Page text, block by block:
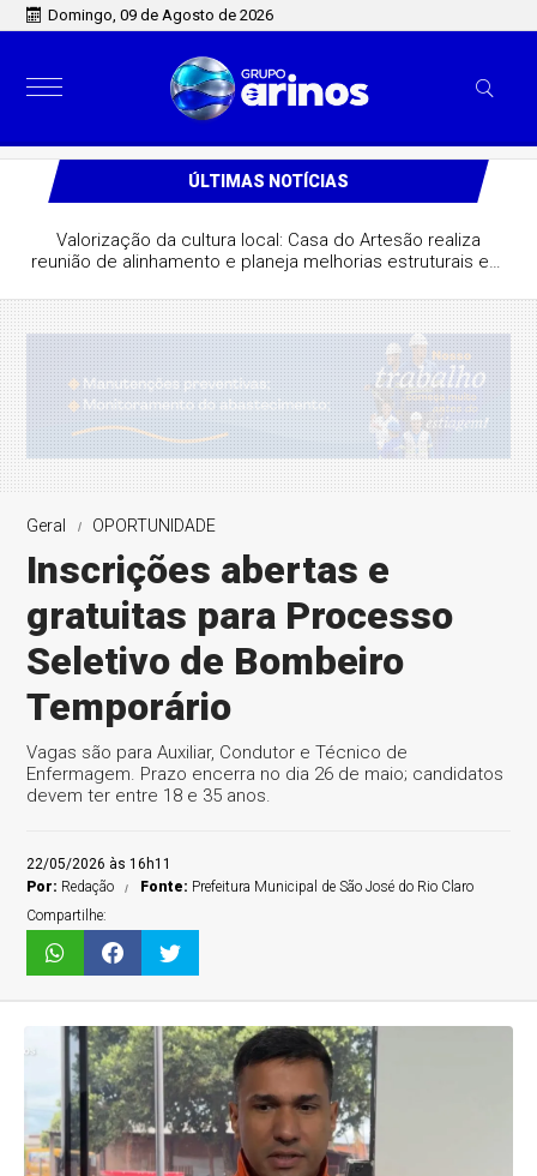
Domingo, 09 de Agosto de 2026
ÚLTIMAS NOTÍCIAS
Valorização da cultura local: Casa do Artesão realiza
reunião de alinhamento e planeja melhorias estruturais em
Geral OPORTUNIDADE
Inscrições abertas e
gratuitas para Processo
Seletivo de Bombeiro
Temporário
Vagas são para Auxiliar, Condutor e Técnico de
Enfermagem. Prazo encerra no dia 26 de maio; candidatos
devem ter entre 18 e 35 anos.
22/05/2026 às 16h11
Por: Redação Fonte: Prefeitura Municipal de São José do Rio Claro
Compartilhe: